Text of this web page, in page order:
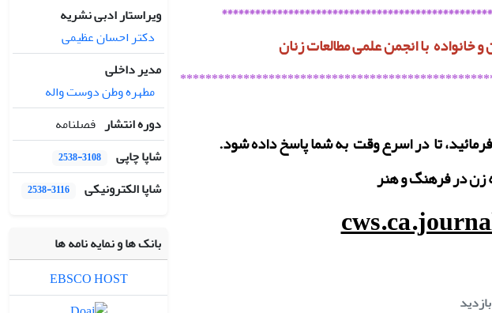
خانواده با انجمن علمی مطالعات زنان
تا در اسرع وقت به شما پاسخ داده شود.
زن در فرهنگ و هنر
ویراستار ادبی نشریه
دکتر احسان عظیمی
مدیر داخلی
مطهره وطن دوست واله
دوره انتشار فصلنامه
شاپا چاپی
2538-3108
شاپا الکترونیکی 2538-3116
بانک ها و نمایه نامه ها
EBSCO HOST